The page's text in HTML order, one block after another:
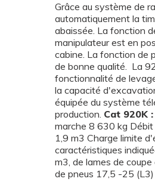
Grâce au système de
automatiquement la
abaissée. La fonction
manipulateur est en
cabine. La fonction de
de bonne qualité. La
fonctionnalité de
la capacité
équipée du système
production. Cat 920K
marche 8 630 kg Débit
1,9 m3 Charge limite
caractéristiques
m3, de lames de
de pneus 17,5 -25